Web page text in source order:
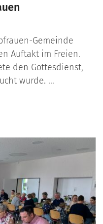
Gemeinde
Auftakt im Freien.
den Gottesdienst,
wurde. ...